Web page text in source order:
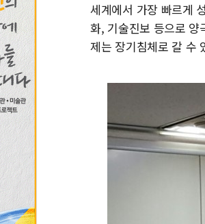
세계에서 가장 빠르게
화, 기술진보 등으로 양
제는 장기침체로 갈 수